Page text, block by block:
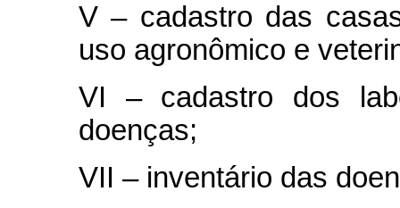
V – cadastro das
uso agronômico e
VI – cadastro dos
doenças;
VII – inventário das